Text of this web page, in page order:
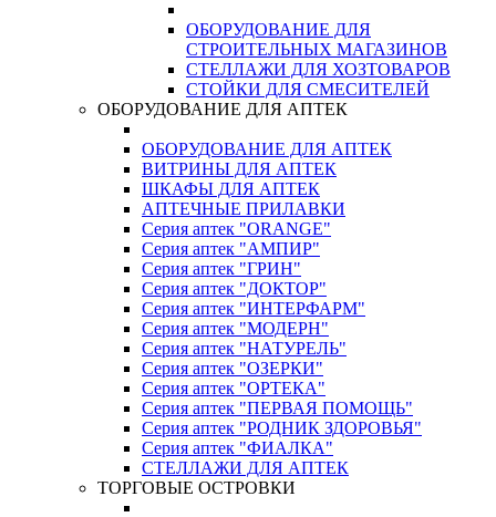
ОБОРУДОВАНИЕ ДЛЯ
СТРОИТЕЛЬНЫХ МАГАЗИНОВ
СТЕЛЛАЖИ ДЛЯ ХОЗТОВАРОВ
СТОЙКИ ДЛЯ СМЕСИТЕЛЕЙ
ОБОРУДОВАНИЕ ДЛЯ АПТЕК
ОБОРУДОВАНИЕ ДЛЯ АПТЕК
ВИТРИНЫ ДЛЯ АПТЕК
ШКАФЫ ДЛЯ АПТЕК
АПТЕЧНЫЕ ПРИЛАВКИ
Серия аптек "ORANGE"
Серия аптек "АМПИР"
Серия аптек "ГРИН"
Серия аптек "ДОКТОР"
Серия аптек "ИНТЕРФАРМ"
Серия аптек "МОДЕРН"
Серия аптек "НАТУРЕЛЬ"
Серия аптек "ОЗЕРКИ"
Серия аптек "ОРТЕКА"
Серия аптек "ПЕРВАЯ ПОМОЩЬ"
Серия аптек "РОДНИК ЗДОРОВЬЯ"
Серия аптек "ФИАЛКА"
СТЕЛЛАЖИ ДЛЯ АПТЕК
ТОРГОВЫЕ ОСТРОВКИ